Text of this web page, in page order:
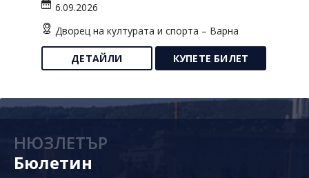
6.09.2026
Дворец на културата и спорта – Варна
ДЕТАЙЛИ КУПЕТЕ БИЛЕТ
НЮЗЛЕТЪР
Бюлетин